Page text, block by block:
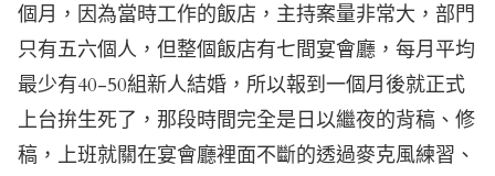
個月，因為當時工作的飯店，主持案量非常大，部門
只有五六個人，但整個飯店有七間宴會廳，每月平均
最少有40-50組新人結婚，所以報到一個月後就正式
上台拚生死了，那段時間完全是日以繼夜的背稿、修
稿，上班就關在宴會廳裡面不斷的透過麥克風練習、